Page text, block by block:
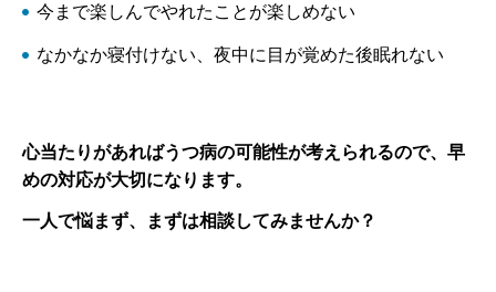
今まで楽しんでやれたことが楽しめない
なかなか寝付けない、夜中に目が覚めた後眠れない
心当たりがあればうつ病の可能性が考えられるので、早
めの対応が大切になります。
一人で悩まず、まずは相談してみませんか？